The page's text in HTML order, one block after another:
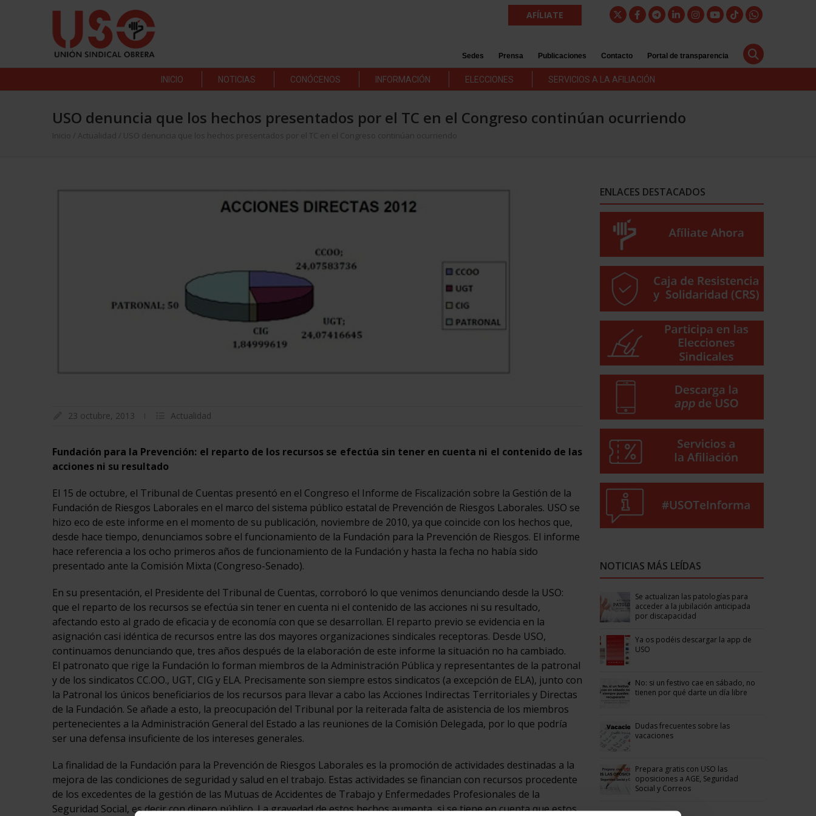
AFÍLIATE
Sedes Prensa Publicaciones Contacto Portal de transparencia
INICIO NOTICIAS CONÓCENOS INFORMACIÓN ELECCIONES SERVICIOS A LA AFILIACIÓN
USO denuncia que los hechos presentados por el TC en el Congreso continúan ocurriendo
Inicio Actualidad USO denuncia que los hechos presentados por el TC en el Congreso continúan ocurriendo
23 octubre, 2013 Actualidad
Fundación para la Prevención: el reparto de los recursos se efectúa sin tener en cuenta ni el contenido de las
acciones ni su resultado
El 15 de octubre, el Tribunal de Cuentas presentó en el Congreso el Informe de Fiscalización sobre la Gestión de la
Fundación de Riesgos Laborales en el marco del sistema público estatal de Prevención de Riesgos Laborales. USO se
hizo eco de este informe en el momento de su publicación, noviembre de 2010, ya que coincide con los hechos que,
desde hace tiempo, denunciamos sobre el funcionamiento de la Fundación para la Prevención de Riesgos. El informe
hace referencia a los ocho primeros años de funcionamiento de la Fundación y hasta la fecha no había sido
presentado ante la Comisión Mixta (Congreso-Senado).
En su presentación, el Presidente del Tribunal de Cuentas, corroboró lo que venimos denunciando desde la USO:
que el reparto de los recursos se efectúa sin tener en cuenta ni el contenido de las acciones ni su resultado,
afectando esto al grado de eficacia y de economía con que se desarrollan. El reparto previo se evidencia en la
asignación casi idéntica de recursos entre las dos mayores organizaciones sindicales receptoras. Desde USO,
continuamos denunciando que, tres años después de la elaboración de este informe la situación no ha cambiado.
El patronato que rige la Fundación lo forman miembros de la Administración Pública y representantes de la patronal
y de los sindicatos CC.OO., UGT, CIG y ELA. Precisamente son siempre estos sindicatos (a excepción de ELA), junto con
la Patronal los únicos beneficiarios de los recursos para llevar a cabo las Acciones Indirectas Territoriales y Directas
de la Fundación. Se añade a esto, la preocupación del Tribunal por la reiterada falta de asistencia de los miembros
pertenecientes a la Administración General del Estado a las reuniones de la Comisión Delegada, por lo que podría
ser una defensa insuficiente de los intereses generales.
La finalidad de la Fundación para la Prevención de Riesgos Laborales es la promoción de actividades destinadas a la
mejora de las condiciones de seguridad y salud en el trabajo. Estas actividades se financian con recursos procedente
de los excedentes de la gestión de las Mutuas de Accidentes de Trabajo y Enfermedades Profesionales de la
Seguridad Social, es decir con dinero público. La gravedad de estos hechos aumenta, si se tiene en cuenta que estos
ENLACES DESTACADOS
NOTICIAS MÁS LEÍDAS
Se actualizan las patologías para
acceder a la jubilación anticipada
por discapacidad
Ya os podéis descargar la app de
USO
No: si un festivo cae en sábado, no
tienen por qué darte un día libre
Dudas frecuentes sobre las
vacaciones
Prepara gratis con USO las
oposiciones a AGE, Seguridad
Social y Correos